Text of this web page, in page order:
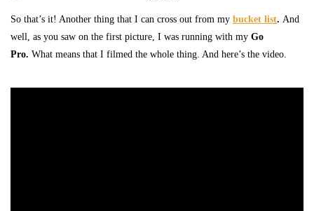
So that’s it! Another thing that I can cross out from my bucket list. And
well, as you saw on the first picture, I was running with my Go
Pro. What means that I filmed the whole thing. And here’s the video.